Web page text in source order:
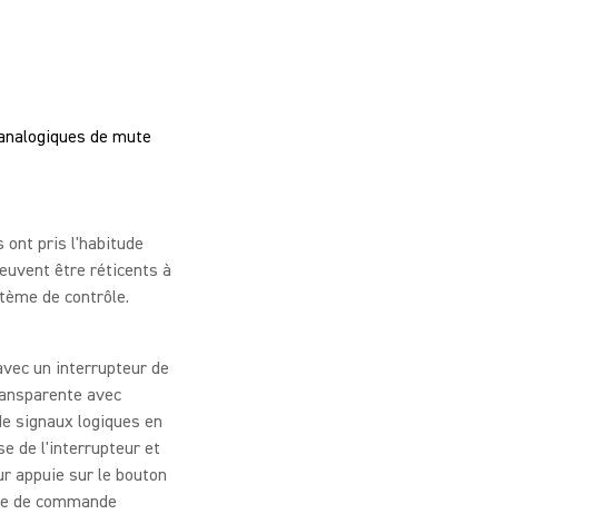
de mute
ont pris l'habitude
être réticents à
de contrôle.
un interrupteur de
avec
signaux logiques en
de l'interrupteur et
appuie sur le bouton
de commande